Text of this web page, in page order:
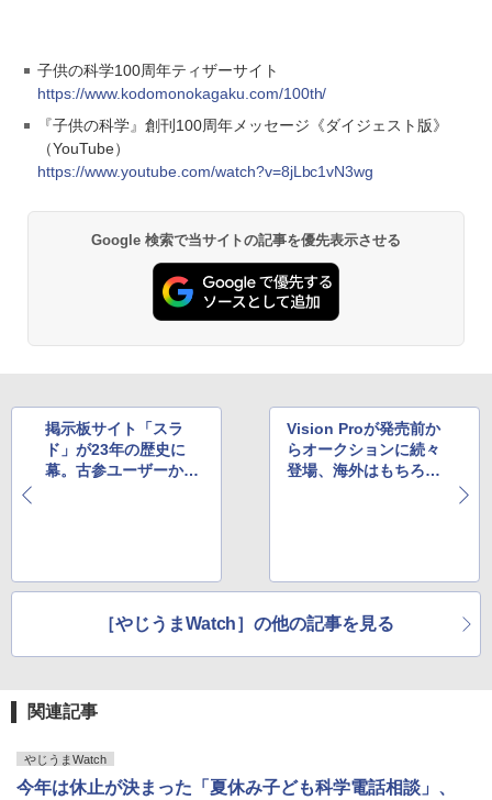
子供の科学100周年ティザーサイト
https://www.kodomonokagaku.com/100th/
『子供の科学』創刊100周年メッセージ《ダイジェスト版》
（YouTube）
https://www.youtube.com/watch?v=8jLbc1vN3wg
Google 検索で当サイトの記事を優先表示させる
掲示板サイト「スラ
ド」が23年の歴史に
幕。古参ユーザーから
Vision Proが発売前か
らオークションに続々
登場、海外はもちろん
［やじうまWatch］の他の記事を見る
関連記事
やじうまWatch
今年は休止が決まった「夏休み子ども科学電話相談」、